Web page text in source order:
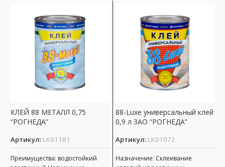
КЛЕЙ 88 МЕТАЛЛ 0,75
“РОГНЕДА”
Артикул: LK01181
Преимущества: водостойкий
88-Luxe универсальный клей
0,9 л ЗАО “РОГНЕДА”
Артикул: LK01072
Назначение: Cклеивание